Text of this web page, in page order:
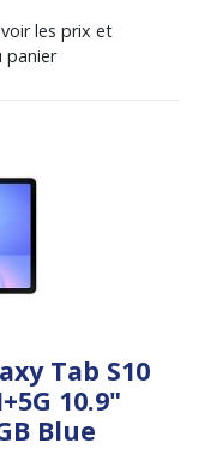
les prix et
panier
Tab S10
10.9"
Blue